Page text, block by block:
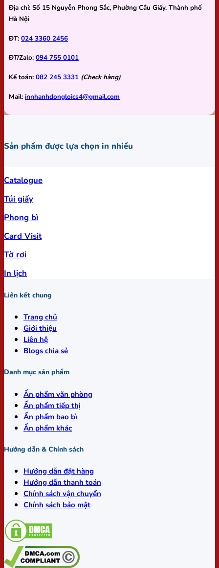
Địa chỉ: Số 15 Nguyễn Phong Sắc, Phường Cầu Giấy, Thành phố
Hà Nội
ĐT: 024 3360 2456
ĐT/Zalo: 094 755 0101
Kế toán: 082 245 3331 (Check hàng)
Mail: innhanhdongloics4@gmail.com
Sản phẩm được lựa chọn in nhiều
Catalogue
Túi giấy
Phong bì
Card Visit
Tờ rơi
In lịch
Liên kết chung
Trang chủ
Giới thiệu
Liên hệ
Blogs chia sẻ
Danh mục sản phẩm
Ấn phẩm văn phòng
Ấn phẩm tiếp thị
Ấn phẩm bao bì
Ấn phẩm khác
Hướng dẫn & Chính sách
Hướng dẫn đặt hàng
Hướng dẫn thanh toán
Chính sách vận chuyển
Chính sách bảo mật